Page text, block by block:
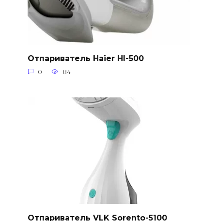
Отпариватель Haier HI-500
0 84
Отпариватель VLK Sorento-5100